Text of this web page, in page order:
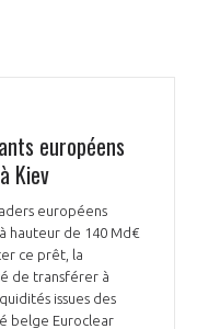
européens
Kiev
européens
hauteur de 140 Md€
ce prêt, la
de transférer à
issues des
belge Euroclear